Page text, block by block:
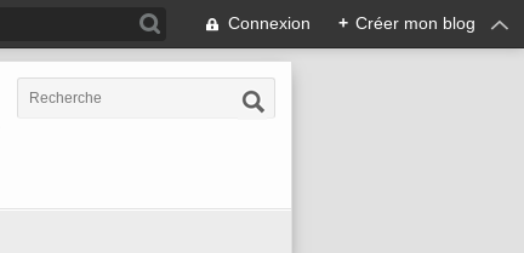
Connexion + Créer mon blog